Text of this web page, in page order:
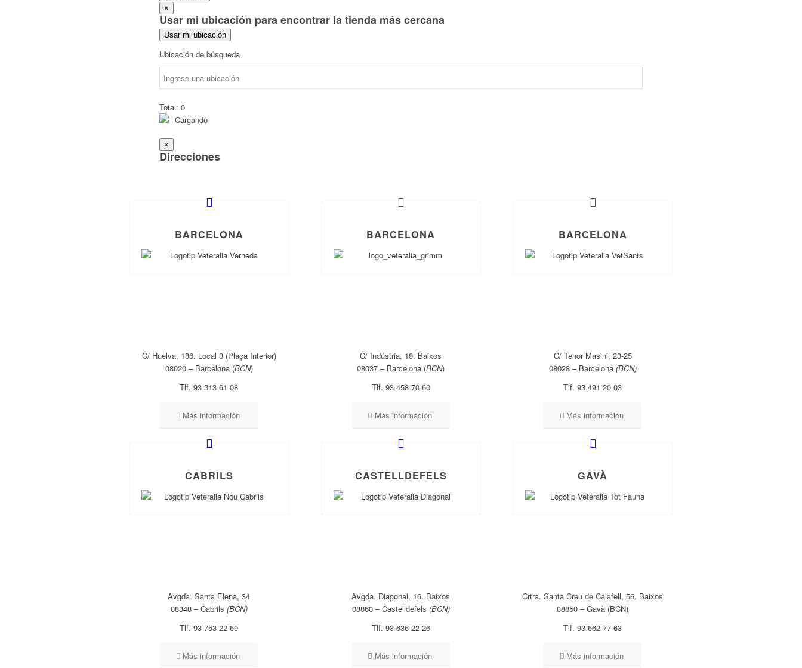
×
Usar mi ubicación para encontrar la tienda más cercana
Usar mi ubicación
Ubicación de búsqueda
Total: 0
Cargando
×
Direcciones
BARCELONA
C/ Huelva, 136. Local 3 (Plaça Interior)
08020 – Barcelona (BCN)
Tlf. 93 313 61 08
Más información
BARCELONA
C/ Indústria, 18. Baixos
08037 – Barcelona (BCN)
Tlf. 93 458 70 60
Más información
BARCELONA
C/ Tenor Masini, 23-25
08028 – Barcelona (BCN)
Tlf. 93 491 20 03
Más información
CABRILS
Avgda. Santa Elena, 34
08348 – Cabrils (BCN)
Tlf. 93 753 22 69
Más información
CASTELLDEFELS
Avgda. Diagonal, 16. Baixos
08860 – Castelldefels (BCN)
Tlf. 93 636 22 26
Más información
GAVÀ
Crtra. Santa Creu de Calafell, 56. Baixos
08850 – Gavà (BCN)
Tlf. 93 662 77 63
Más información